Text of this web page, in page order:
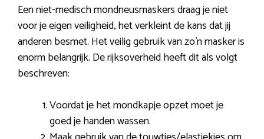
Een niet-medisch mondneusmaskers draag je niet
voor je eigen veiligheid, het verkleint de kans dat jij
anderen besmet. Het veilig gebruik van zo’n masker is
enorm belangrijk. De rijksoverheid heeft dit als volgt
beschreven:
Voordat je het mondkapje opzet moet je
goed je handen wassen.